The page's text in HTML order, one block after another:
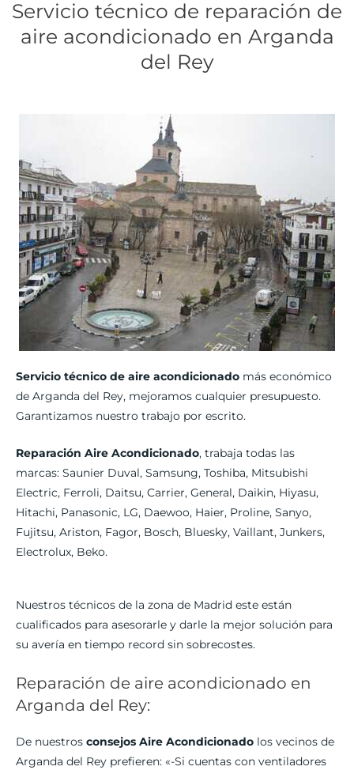
Servicio técnico de reparación de
aire acondicionado en Arganda
del Rey
Servicio técnico de aire acondicionado más económico
de Arganda del Rey, mejoramos cualquier presupuesto.
Garantizamos nuestro trabajo por escrito.
Reparación Aire Acondicionado, trabaja todas las
marcas: Saunier Duval, Samsung, Toshiba, Mitsubishi
Electric, Ferroli, Daitsu, Carrier, General, Daikin, Hiyasu,
Hitachi, Panasonic, LG, Daewoo, Haier, Proline, Sanyo,
Fujitsu, Ariston, Fagor, Bosch, Bluesky, Vaillant, Junkers,
Electrolux, Beko.
Nuestros técnicos de la zona de Madrid este están
cualificados para asesorarle y darle la mejor solución para
su avería en tiempo record sin sobrecostes.
Reparación de aire acondicionado en
Arganda del Rey:
De nuestros consejos Aire Acondicionado los vecinos de
Arganda del Rey prefieren: «-Si cuentas con ventiladores